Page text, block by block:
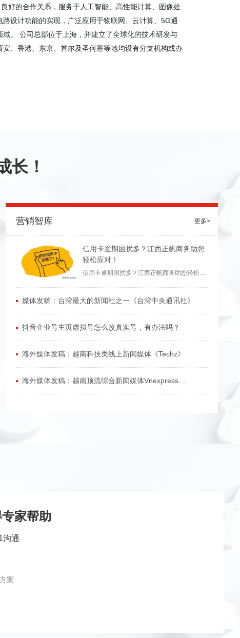
好的合作关系，服务于人工智能、高性能计算、图像处
设计功能的实现，广泛应用于物联网、云计算、5G通
。 公司总部位于上海，并建立了全球化的技术研发与
、香港、东京、首尔及圣何塞等地均设有分支机构或办
长！
营销智库 更多>
信用卡逾期困扰多？江西正帆商务助您
轻松应对！
信用卡逾期困扰多？江西正帆商务助您轻松应
媒体发稿：台湾最大的新闻社之一《台湾中央通讯社》
抖音企业号主页虚拟号怎么改真实号，有办法吗？
海外媒体发稿：越南科技类线上新闻媒体《Techz》
海外媒体发稿：越南顶流综合新闻媒体Vnexpress
家帮助
沟通
案